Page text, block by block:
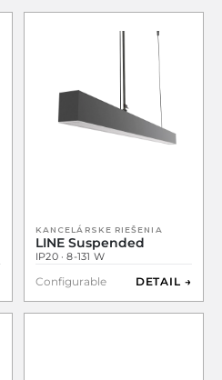
KANCELÁRSKE RIEŠENIA
LINE Suspended
IP20 · 8-131 W
Configurable DETAIL →